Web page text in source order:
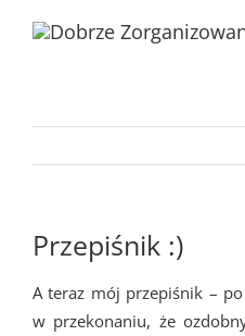
Przepiśnik :)
A teraz mój przepiśnik –
w przekonaniu, że